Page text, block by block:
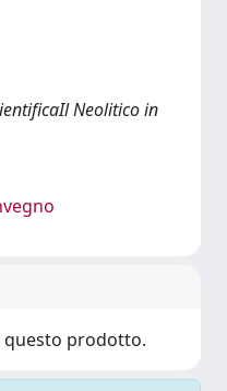
Neolitico in
questo prodotto.